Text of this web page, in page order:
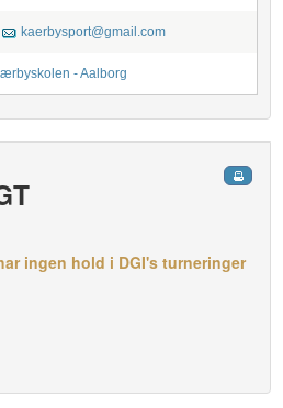
kaerbysport@gmail.com
- Aalborg
ingen hold i DGI's turneringer